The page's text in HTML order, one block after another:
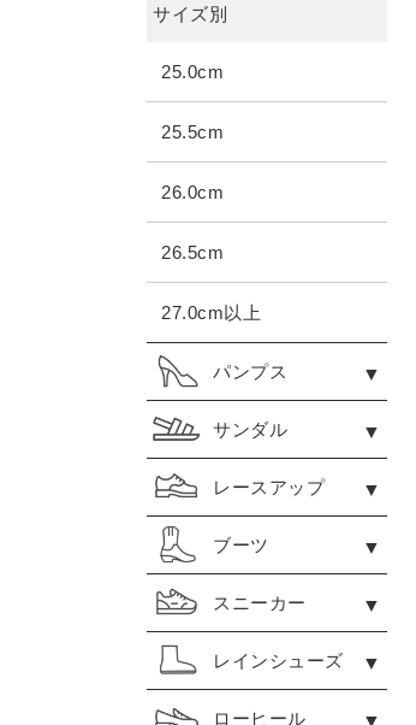
サイズ別
25.0cm
25.5cm
26.0cm
26.5cm
27.0cm以上
パンプス
サンダル
レースアップ
ブーツ
スニーカー
レインシューズ
ローヒール